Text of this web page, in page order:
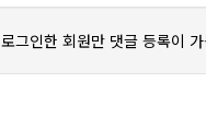
로그인한 회원만 댓글 등록이